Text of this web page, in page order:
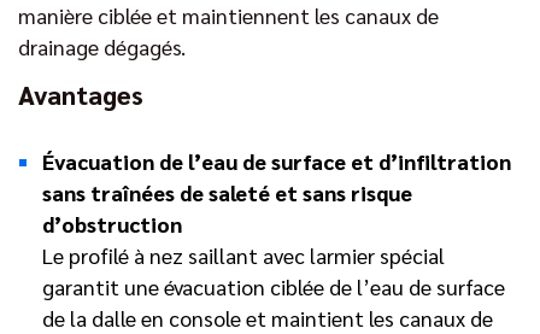
manière ciblée et maintiennent les canaux de
drainage dégagés.
Avantages
Évacuation de l’eau de surface et d’infiltration
sans traînées de saleté et sans risque
d’obstruction
Le profilé à nez saillant avec larmier spécial
garantit une évacuation ciblée de l’eau de surface
de la dalle en console et maintient les canaux de